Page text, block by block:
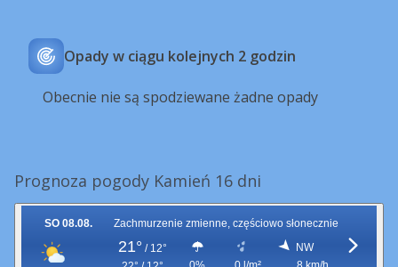
Opady w ciągu kolejnych 2 godzin
Obecnie nie są spodziewane żadne opady
Prognoza pogody Kamień 16 dni
SO 08.08. Zachmurzenie zmienne, częściowo słonecznie
21° / 12°
NW